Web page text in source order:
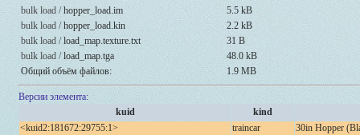
bulk load /hopper_load.im
5.5 kB
bulk load /hopper_load.kin
2.2 kB
bulk load /load_map.texture.txt
31 B
bulk load /load_map.tga
48.0 kB
Общий объём файлов:
1.9 MB
Версии элемента:
kuid
kind
<kuid2:181672:29755:1>
traincar 30in Hopper